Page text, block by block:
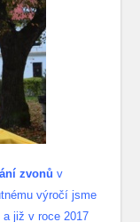
zvonů v
výročí jsme
již v roce 2017